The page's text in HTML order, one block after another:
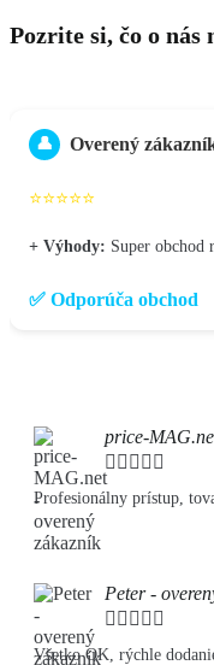
Pozrite si, čo o nás
👤 Overený
⭐⭐⭐⭐⭐
+ Výhody: Super obchod
✅ Odporúča obchod
price-
    
Profesionálny prístup,
Peter -
    
Všetko OK, rýchle